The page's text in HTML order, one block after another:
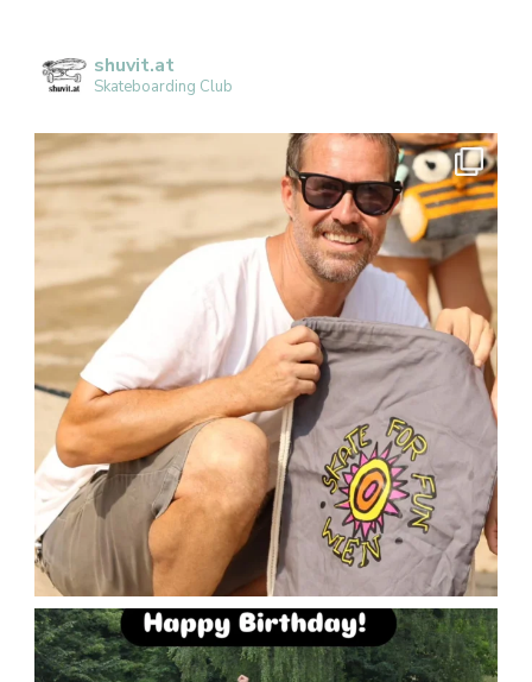
shuvit.at
Skateboarding Club